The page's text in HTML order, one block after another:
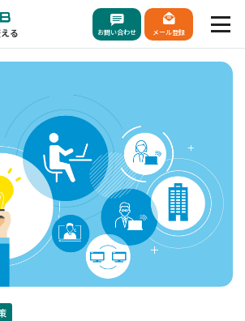
る お問い合わせ メール登録